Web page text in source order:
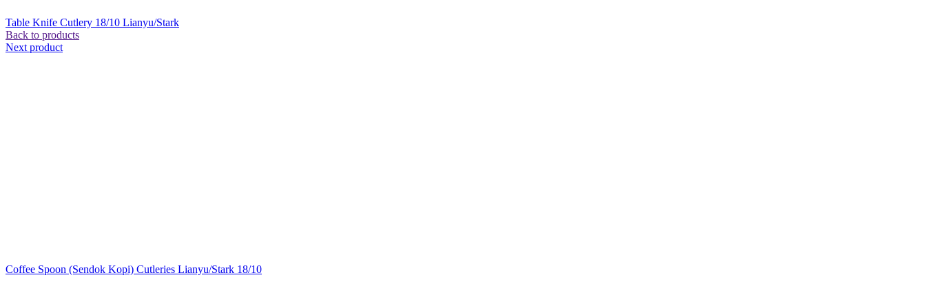
Table Knife Cutlery 18/10 Lianyu/Stark
Back to products
Next product
Coffee Spoon (Sendok Kopi) Cutleries Lianyu/Stark 18/10